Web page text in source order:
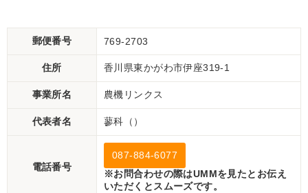
郵便番号 769-2703
住所 香川県東かがわ市伊座319-1
事業所名 農機リンクス
代表者名 蓼科（）
電話番号
087-884-6077
※お問合わせの際はUMMを見たとお伝え
いただくとスムーズです。